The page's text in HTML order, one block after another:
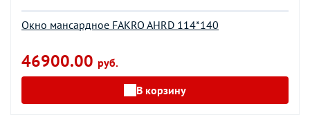
Окно мансардное FAKRO AHRD 114*140
46900.00 руб.
В корзину